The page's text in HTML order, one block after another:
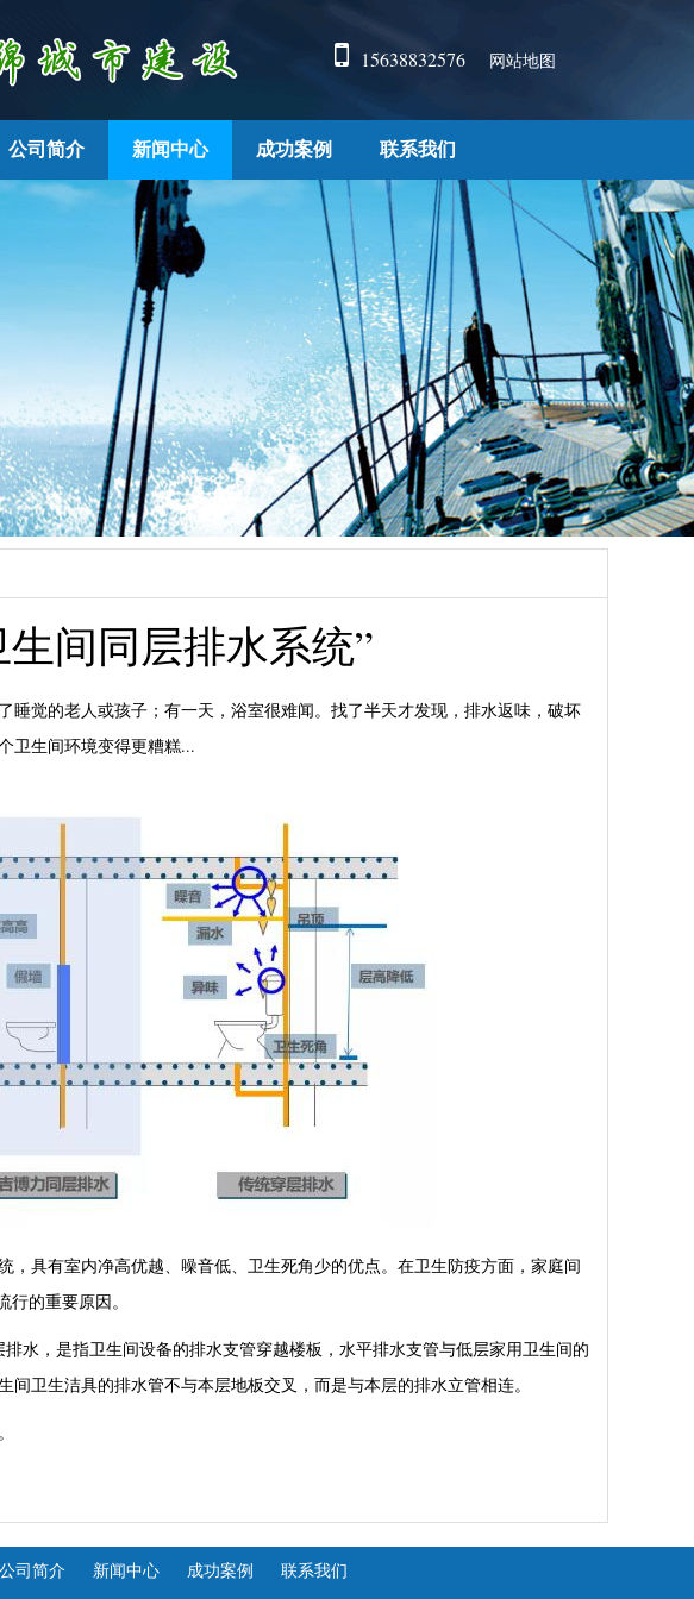
15638832576 网站地图
公司简介 新闻中心 成功案例 联系我们
间同层排水系统”
觉的老人或孩子；有一天，浴室很难闻。找了半天才发现，排水返味，破坏
卫生间环境变得更糟糕...
，具有室内净高优越、噪音低、卫生死角少的优点。在卫生防疫方面，家庭间
行的重要原因。
水，是指卫生间设备的排水支管穿越楼板，水平排水支管与低层家用卫生间的
卫生洁具的排水管不与本层地板交叉，而是与本层的排水立管相连。
公司简介 新闻中心 成功案例 联系我们